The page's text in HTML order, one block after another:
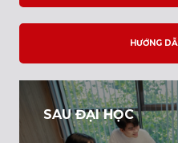
HƯỚNG
SAU ĐẠI HỌC